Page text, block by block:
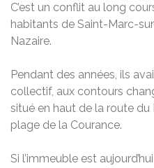
C’est un conflit au long
habitants de Saint-Marc-
Nazaire.
Pendant des années, ils
collectif, aux contours
situé en haut de la route du
plage de la Courance.
Si l’immeuble est